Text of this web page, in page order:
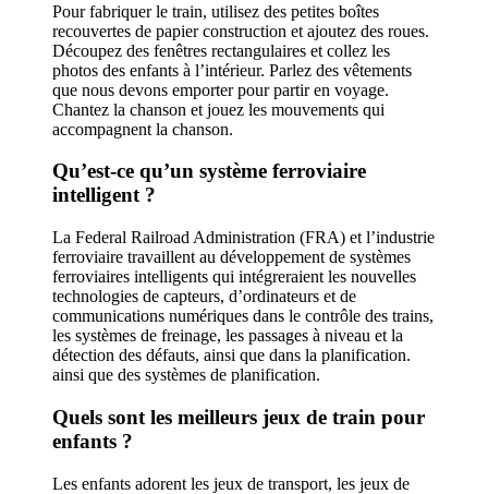
Pour fabriquer le train, utilisez des petites boîtes
recouvertes de papier construction et ajoutez des roues.
Découpez des fenêtres rectangulaires et collez les
photos des enfants à l’intérieur. Parlez des vêtements
que nous devons emporter pour partir en voyage.
Chantez la chanson et jouez les mouvements qui
accompagnent la chanson.
Qu’est-ce qu’un système ferroviaire
intelligent ?
La Federal Railroad Administration (FRA) et l’industrie
ferroviaire travaillent au développement de systèmes
ferroviaires intelligents qui intégreraient les nouvelles
technologies de capteurs, d’ordinateurs et de
communications numériques dans le contrôle des trains,
les systèmes de freinage, les passages à niveau et la
détection des défauts, ainsi que dans la planification.
ainsi que des systèmes de planification.
Quels sont les meilleurs jeux de train pour
enfants ?
Les enfants adorent les jeux de transport, les jeux de